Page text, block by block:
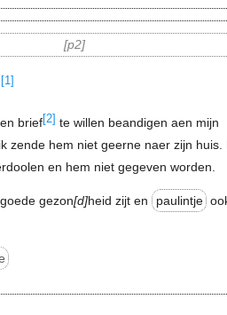
p2
[1]
brief[2] te willen beandigen aen mijn
ik zende hem niet geerne naer zijn huis.
en hem niet gegeven worden.
gezon d heid zijt en paulintje